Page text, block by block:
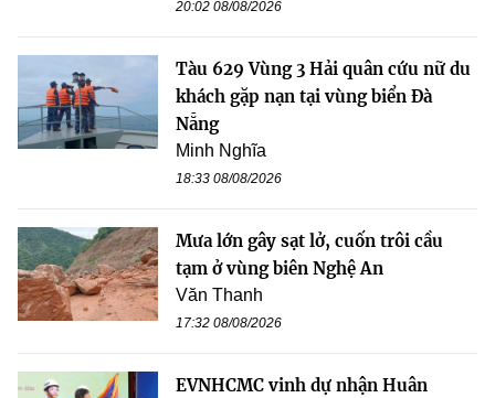
20:02 08/08/2026
Tàu 629 Vùng 3 Hải quân cứu nữ du
khách gặp nạn tại vùng biển Đà
Nẵng
Minh Nghĩa
18:33 08/08/2026
Mưa lớn gây sạt lở, cuốn trôi cầu
tạm ở vùng biên Nghệ An
Văn Thanh
17:32 08/08/2026
EVNHCMC vinh dự nhận Huân